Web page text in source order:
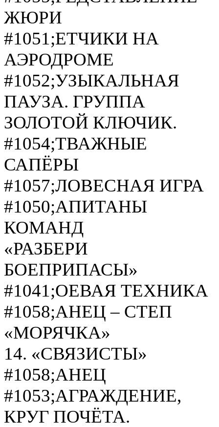
ЖЮРИ
#1051;ЕТЧИКИ НА
АЭРОДРОМЕ
#1052;УЗЫКАЛЬНАЯ
ПАУЗА. ГРУППА
ЗОЛОТОЙ КЛЮЧИК.
#1054;ТВАЖНЫЕ
САПЁРЫ
#1057;ЛОВЕСНАЯ ИГРА
#1050;АПИТАНЫ
КОМАНД
«РАЗБЕРИ
БОЕПРИПАСЫ»
#1041;ОЕВАЯ ТЕХНИКА
#1058;АНЕЦ – СТЕП
«МОРЯЧКА»
14. «СВЯЗИСТЫ»
#1058;АНЕЦ
#1053;АГРАЖДЕНИЕ,
КРУГ ПОЧЁТА.